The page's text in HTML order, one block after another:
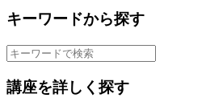
キーワードから探す
講座を詳しく探す